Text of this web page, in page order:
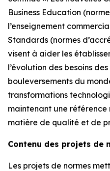
Business Education
l’enseignement
Standards (normes
visent à aider les
l’évolution des besoins
bouleversements du
transformations
maintenant une
matière de qualité et de
Contenu des projets de
Les projets de normes